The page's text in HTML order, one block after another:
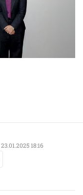
23.01.2025 18:16